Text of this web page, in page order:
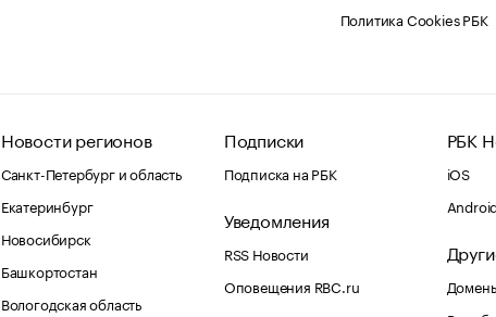
Политика Cookies РБК
Новости регионов
Санкт-Петербург и область
Екатеринбург
Новосибирск
Башкортостан
Вологодская область
Подписки
Подписка на РБК
Уведомления
RSS Новости
Оповещения RBC.ru
РБК
iOS